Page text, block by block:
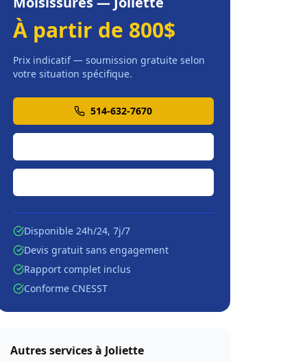
À partir de 800$
Prix indicatif — soumission gratuite selon
votre situation spécifique.
514-632-7670
Disponible 24h/24, 7j/7
Devis gratuit sans engagement
Rapport complet inclus
Conforme CNESST
Autres services à Joliette